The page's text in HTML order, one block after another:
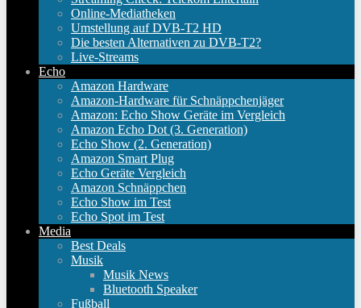
Online-Mediatheken
Umstellung auf DVB-T2 HD
Die besten Alternativen zu DVB-T2?
Live-Streams
Echo
Amazon Hardware
Amazon-Hardware für Schnäppchenjäger
Amazon: Echo Show Geräte im Vergleich
Amazon Echo Dot (3. Generation)
Echo Show (2. Generation)
Amazon Smart Plug
Echo Geräte Vergleich
Amazon Schnäppchen
Echo Show im Test
Echo Spot im Test
Media
Best Deals
Musik
Musik News
Bluetooth Speaker
Fußball